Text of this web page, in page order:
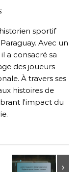
sportif
Avec un
a consacré sa
des joueurs
À travers ses
histoires de
l'impact du